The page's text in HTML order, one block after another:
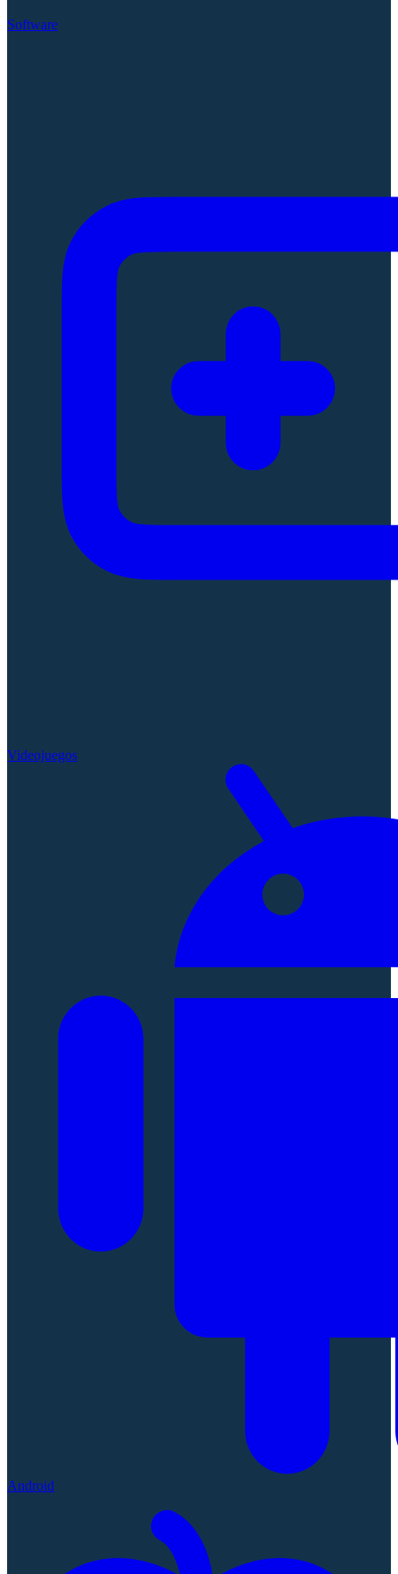
Software
Videojuegos
Android